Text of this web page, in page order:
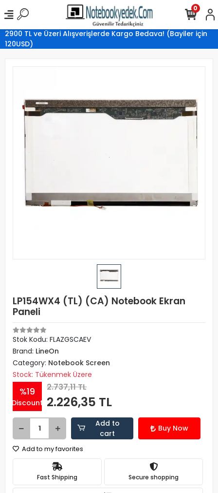
2900 TL ve Üzeri Alışverişlerde Kargo Bedava! (Bayiler için
120USD)
0
LP154WX4 (TL) (CA) Notebook Ekran
Paneli
Stok Kodu: FLAZGSCAEV
Brand: LineOn
Category: Notebook Screen
Stock: Tükenmek Üzere
%19
Discount
2.737,11 TL
2.226,35 TL
Add to
cart
Buy Now
Add to my favorites
Fast Shipping Secure shopping